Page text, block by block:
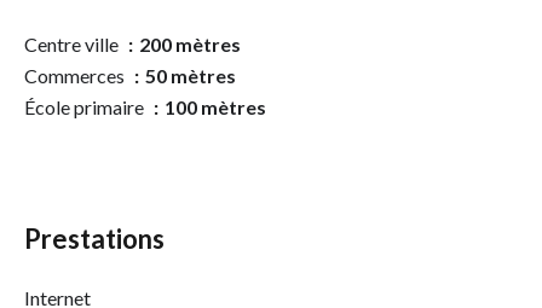
Centre ville
200 mètres
Commerces
50 mètres
École primaire
100 mètres
Prestations
Internet